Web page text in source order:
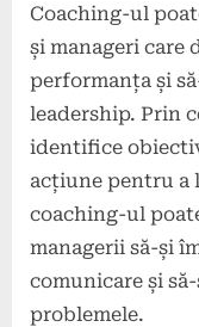
Coaching-ul
și manageri care
performanța și
leadership. Prin
identifice
acțiune pentru a
coaching-ul
managerii să-și
comunicare și
problemele.